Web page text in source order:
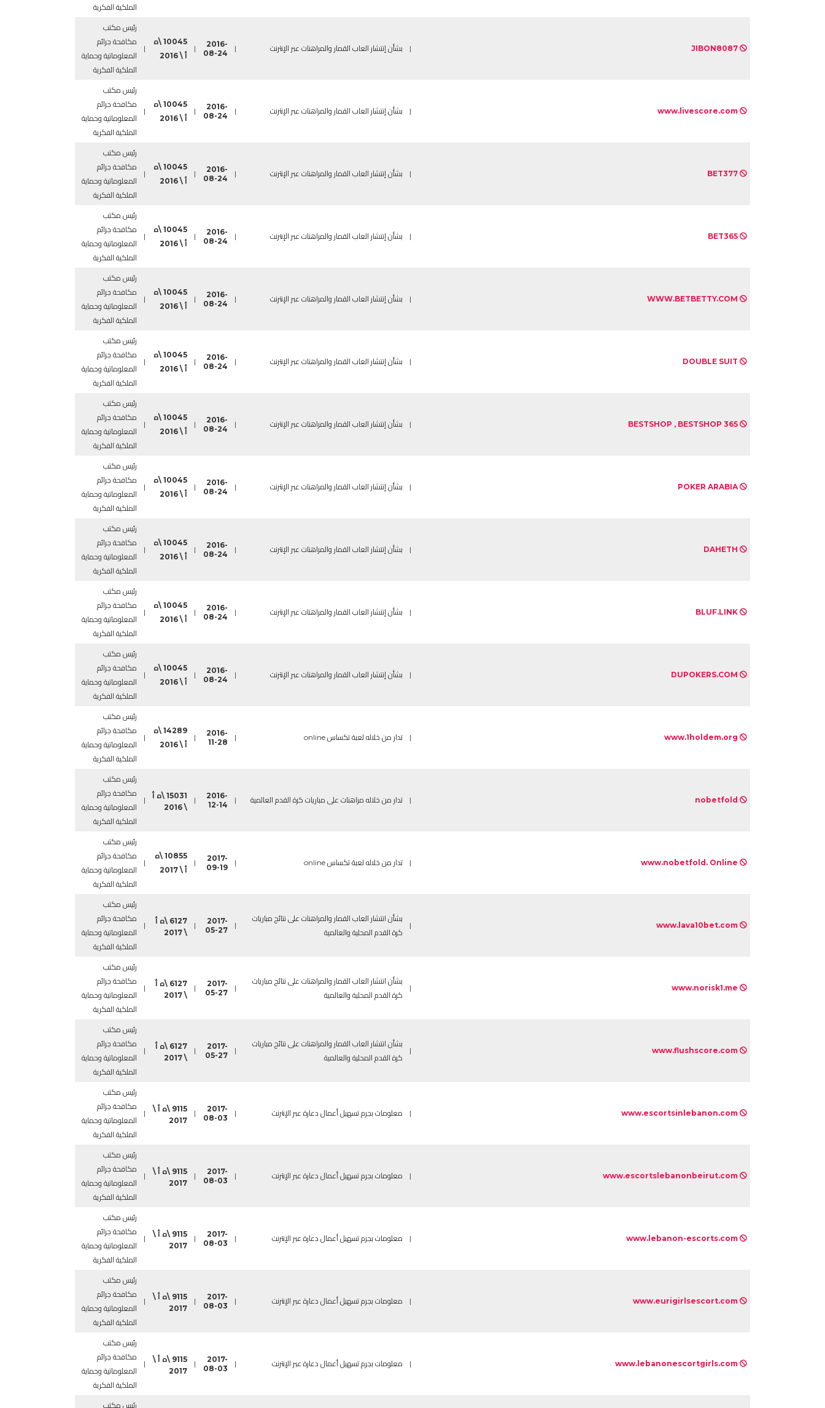
الملكية الفكرية
| بشأن إنتشار العاب القمار والمراهنات عبر الإنترنت |
2016-
08-24
|
10045 \ه
أ \ 2016
|
رئيس مكتب
مكافحة جرائم
المعلوماتية وحماية
الملكية الفكرية
| بشأن إنتشار العاب القمار والمراهنات عبر الإنترنت |
2016-
08-24
|
10045 \ه
أ \ 2016
|
رئيس مكتب
مكافحة جرائم
المعلوماتية وحماية
الملكية الفكرية
| بشأن إنتشار العاب القمار والمراهنات عبر الإنترنت |
2016-
08-24
|
10045 \ه
أ \ 2016
|
رئيس مكتب
مكافحة جرائم
المعلوماتية وحماية
الملكية الفكرية
| بشأن إنتشار العاب القمار والمراهنات عبر الإنترنت |
2016-
08-24
|
10045 \ه
أ \ 2016
|
رئيس مكتب
مكافحة جرائم
المعلوماتية وحماية
الملكية الفكرية
| بشأن إنتشار العاب القمار والمراهنات عبر الإنترنت |
2016-
08-24
|
10045 \ه
أ \ 2016
|
رئيس مكتب
مكافحة جرائم
المعلوماتية وحماية
الملكية الفكرية
| بشأن إنتشار العاب القمار والمراهنات عبر الإنترنت |
2016-
08-24
|
10045 \ه
أ \ 2016
|
رئيس مكتب
مكافحة جرائم
المعلوماتية وحماية
الملكية الفكرية
| بشأن إنتشار العاب القمار والمراهنات عبر الإنترنت |
2016-
08-24
|
10045 \ه
أ \ 2016
|
رئيس مكتب
مكافحة جرائم
المعلوماتية وحماية
الملكية الفكرية
POKER ARABIA
| بشأن إنتشار العاب القمار والمراهنات عبر الإنترنت |
2016-
08-24
|
10045 \ه
أ \ 2016
|
رئيس مكتب
مكافحة جرائم
المعلوماتية وحماية
الملكية الفكرية
| بشأن إنتشار العاب القمار والمراهنات عبر الإنترنت |
2016-
08-24
|
10045 \ه
أ \ 2016
|
رئيس مكتب
مكافحة جرائم
المعلوماتية وحماية
الملكية الفكرية
| بشأن إنتشار العاب القمار والمراهنات عبر الإنترنت |
2016-
08-24
|
10045 \ه
أ \ 2016
|
رئيس مكتب
مكافحة جرائم
المعلوماتية وحماية
الملكية الفكرية
| بشأن إنتشار العاب القمار والمراهنات عبر الإنترنت |
2016-
08-24
|
10045 \ه
أ \ 2016
|
رئيس مكتب
مكافحة جرائم
المعلوماتية وحماية
الملكية الفكرية
| تدار من خلاله لعبة تكساس online |
2016-
11-28
|
14289 \ه
أ \ 2016
|
رئيس مكتب
مكافحة جرائم
المعلوماتية وحماية
الملكية الفكرية
| تدار من خلاله مراهنات على مباريات كرة القدم العالمية |
2016-
12-14
|
15031 \ه أ
\ 2016
|
رئيس مكتب
مكافحة جرائم
المعلوماتية وحماية
الملكية الفكرية
| تدار من خلاله لعبة تكساس online |
2017-
09-19
|
10855 \ه
أ \ 2017
|
رئيس مكتب
مكافحة جرائم
المعلوماتية وحماية
الملكية الفكرية
|
بشأن انتشار العاب القمار والمراهنات على نتائج مباريات
كرة القدم المحلية والعالمية
|
2017-
05-27
|
6127 \ه أ
\ 2017
|
رئيس مكتب
مكافحة جرائم
المعلوماتية وحماية
الملكية الفكرية
|
بشأن انتشار العاب القمار والمراهنات على نتائج مباريات
كرة القدم المحلية والعالمية
|
2017-
05-27
|
6127 \ه أ
\ 2017
|
رئيس مكتب
مكافحة جرائم
المعلوماتية وحماية
الملكية الفكرية
|
بشأن انتشار العاب القمار والمراهنات على نتائج مباريات
كرة القدم المحلية والعالمية
|
2017-
05-27
|
6127 \ه أ
\ 2017
|
رئيس مكتب
مكافحة جرائم
المعلوماتية وحماية
الملكية الفكرية
| معلومات بجرم تسهيل أعمال دعارة عبر الإنترنت |
2017-
08-03
|
9115 \ه أ \
2017
|
رئيس مكتب
مكافحة جرائم
المعلوماتية وحماية
الملكية الفكرية
| معلومات بجرم تسهيل أعمال دعارة عبر الإنترنت |
2017-
08-03
|
9115 \ه أ \
2017
|
رئيس مكتب
مكافحة جرائم
المعلوماتية وحماية
الملكية الفكرية
| معلومات بجرم تسهيل أعمال دعارة عبر الإنترنت |
2017-
08-03
|
9115 \ه أ \
2017
|
رئيس مكتب
مكافحة جرائم
المعلوماتية وحماية
الملكية الفكرية
| معلومات بجرم تسهيل أعمال دعارة عبر الإنترنت |
2017-
08-03
|
9115 \ه أ \
2017
|
رئيس مكتب
مكافحة جرائم
المعلوماتية وحماية
الملكية الفكرية
| معلومات بجرم تسهيل أعمال دعارة عبر الإنترنت |
2017-
08-03
|
9115 \ه أ \
2017
|
رئيس مكتب
مكافحة جرائم
المعلوماتية وحماية
الملكية الفكرية
رئيس مكتب